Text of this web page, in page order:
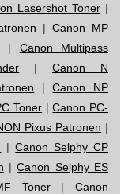
Lasershot Toner |
| Canon MP
| Canon Multipass
|Canon N
|Canon NP
Toner |Canon PC-
Pixus Patronen |
|Canon Selphy CP
|Canon Selphy ES
Toner|Canon